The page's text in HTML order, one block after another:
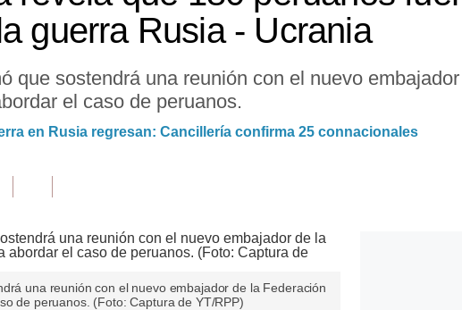
guerra Rusia - Ucrania
que sostendrá una reunión con el nuevo
el caso de peruanos.
en Rusia regresan: Cancillería confirma 25 connacionales
una reunión con el nuevo embajador de la Federación
de peruanos. (Foto: Captura de YT/RPP)